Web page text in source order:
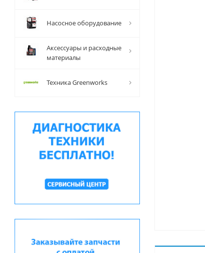
Насосное оборудование
Аксессуары и расходные
материалы
Техника Greenworks